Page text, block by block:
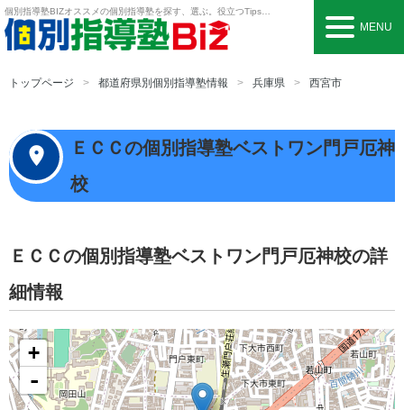
個別指導塾BIZオススメの個別指導塾を探す、選ぶ。役立つTipsも。
MENU
トップページ 都道府県別個別指導塾情報 兵庫県 西宮市
ＥＣＣの個別指導塾ベストワン門戸厄神
校
ＥＣＣの個別指導塾ベストワン門戸厄神校の詳
細情報
+
-